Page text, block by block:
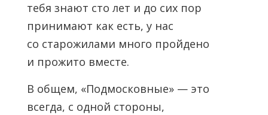
тебя знают сто лет и до сих пор
принимают как есть, у нас
со старожилами много пройдено
и прожито вместе.
В общем, «Подмосковные» — это
всегда, с одной стороны,